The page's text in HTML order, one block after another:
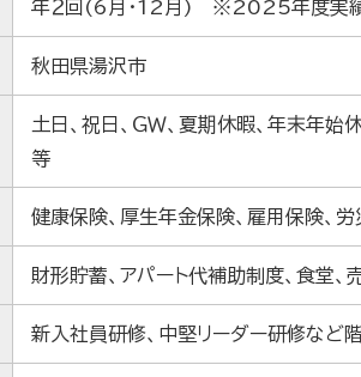
年２回(6月・12月) ※2025年度実
秋田県湯沢市
土日、祝日、ＧＷ、夏期休暇、年末
等
健康保険、厚生年金保険、雇用保険、
財形貯蓄、アパート代補助制度、食堂
新入社員研修、中堅リーダー研修など